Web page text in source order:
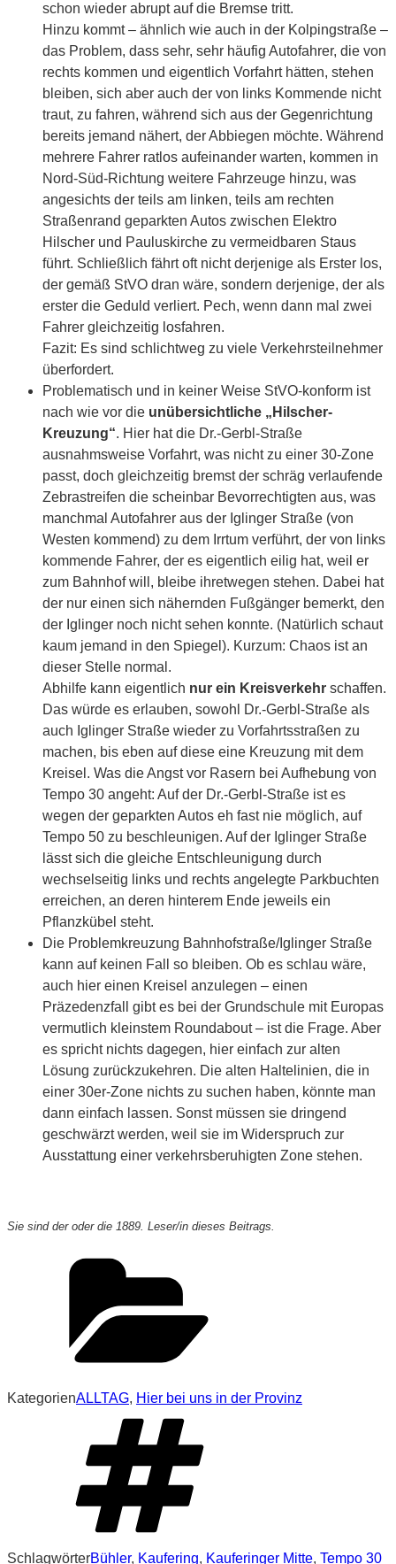
schon wieder abrupt auf die Bremse tritt.
Hinzu kommt – ähnlich wie auch in der Kolpingstraße –
das Problem, dass sehr, sehr häufig Autofahrer, die von
rechts kommen und eigentlich Vorfahrt hätten, stehen
bleiben, sich aber auch der von links Kommende nicht
traut, zu fahren, während sich aus der Gegenrichtung
bereits jemand nähert, der Abbiegen möchte. Während
mehrere Fahrer ratlos aufeinander warten, kommen in
Nord-Süd-Richtung weitere Fahrzeuge hinzu, was
angesichts der teils am linken, teils am rechten
Straßenrand geparkten Autos zwischen Elektro
Hilscher und Pauluskirche zu vermeidbaren Staus
führt. Schließlich fährt oft nicht derjenige als Erster los,
der gemäß StVO dran wäre, sondern derjenige, der als
erster die Geduld verliert. Pech, wenn dann mal zwei
Fahrer gleichzeitig losfahren.
Fazit: Es sind schlichtweg zu viele Verkehrsteilnehmer
überfordert.
Problematisch und in keiner Weise StVO-konform ist
nach wie vor die unübersichtliche „Hilscher-
Kreuzung“. Hier hat die Dr.-Gerbl-Straße
ausnahmsweise Vorfahrt, was nicht zu einer 30-Zone
passt, doch gleichzeitig bremst der schräg verlaufende
Zebrastreifen die scheinbar Bevorrechtigten aus, was
manchmal Autofahrer aus der Iglinger Straße (von
Westen kommend) zu dem Irrtum verführt, der von links
kommende Fahrer, der es eigentlich eilig hat, weil er
zum Bahnhof will, bleibe ihretwegen stehen. Dabei hat
der nur einen sich nähernden Fußgänger bemerkt, den
der Iglinger noch nicht sehen konnte. (Natürlich schaut
kaum jemand in den Spiegel). Kurzum: Chaos ist an
dieser Stelle normal.
Abhilfe kann eigentlich nur ein Kreisverkehr schaffen.
Das würde es erlauben, sowohl Dr.-Gerbl-Straße als
auch Iglinger Straße wieder zu Vorfahrtsstraßen zu
machen, bis eben auf diese eine Kreuzung mit dem
Kreisel. Was die Angst vor Rasern bei Aufhebung von
Tempo 30 angeht: Auf der Dr.-Gerbl-Straße ist es
wegen der geparkten Autos eh fast nie möglich, auf
Tempo 50 zu beschleunigen. Auf der Iglinger Straße
lässt sich die gleiche Entschleunigung durch
wechselseitig links und rechts angelegte Parkbuchten
erreichen, an deren hinterem Ende jeweils ein
Pflanzkübel steht.
Die Problemkreuzung Bahnhofstraße/Iglinger Straße
kann auf keinen Fall so bleiben. Ob es schlau wäre,
auch hier einen Kreisel anzulegen – einen
Präzedenzfall gibt es bei der Grundschule mit Europas
vermutlich kleinstem Roundabout – ist die Frage. Aber
es spricht nichts dagegen, hier einfach zur alten
Lösung zurückzukehren. Die alten Haltelinien, die in
einer 30er-Zone nichts zu suchen haben, könnte man
dann einfach lassen. Sonst müssen sie dringend
geschwärzt werden, weil sie im Widerspruch zur
Ausstattung einer verkehrsberuhigten Zone stehen.
Sie sind der oder die 1889. Leser/in dieses Beitrags.
KategorienALLTAG, Hier bei uns in der Provinz
SchlagwörterBühler, Kaufering, Kauferinger Mitte, Tempo 30